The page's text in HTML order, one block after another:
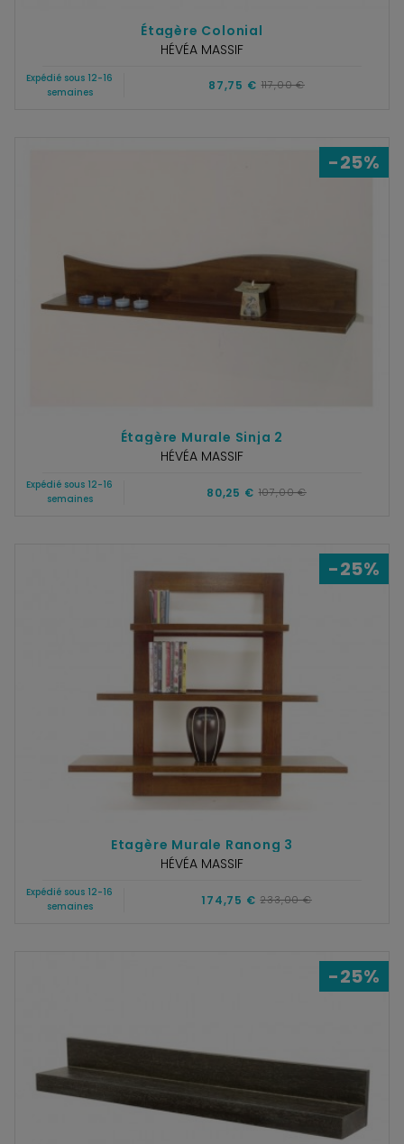
Étagère Colonial
HÉVÉA MASSIF
Expédié sous 12-16
semaines
87,75 € 117,00 €
-25%
Étagère Murale Sinja 2
HÉVÉA MASSIF
Expédié sous 12-16
semaines
80,25 € 107,00 €
-25%
Etagère Murale Ranong 3
HÉVÉA MASSIF
Expédié sous 12-16
semaines
174,75 € 233,00 €
-25%